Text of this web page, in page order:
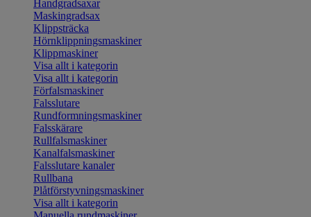
Handgradsaxar
Maskingradsax
Klippsträcka
Hörnklippningsmaskiner
Klippmaskiner
Visa allt i kategorin
Visa allt i kategorin
Förfalsmaskiner
Falsslutare
Rundformningsmaskiner
Falsskärare
Rullfalsmaskiner
Kanalfalsmaskiner
Falsslutare kanaler
Rullbana
Plåtförstyvningsmaskiner
Visa allt i kategorin